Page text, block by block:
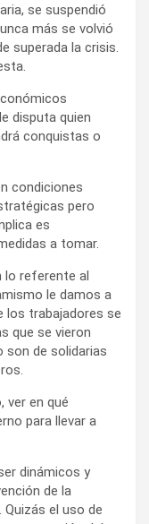
se suspendió
más se volvió
superada la crisis.
disputa quien
conquistas o
condiciones
pero
es
a tomar.
lo referente al
le damos a
los trabajadores se
que se vieron
son de solidarias
ver en qué
para llevar a
dinámicos y
de la
el uso de